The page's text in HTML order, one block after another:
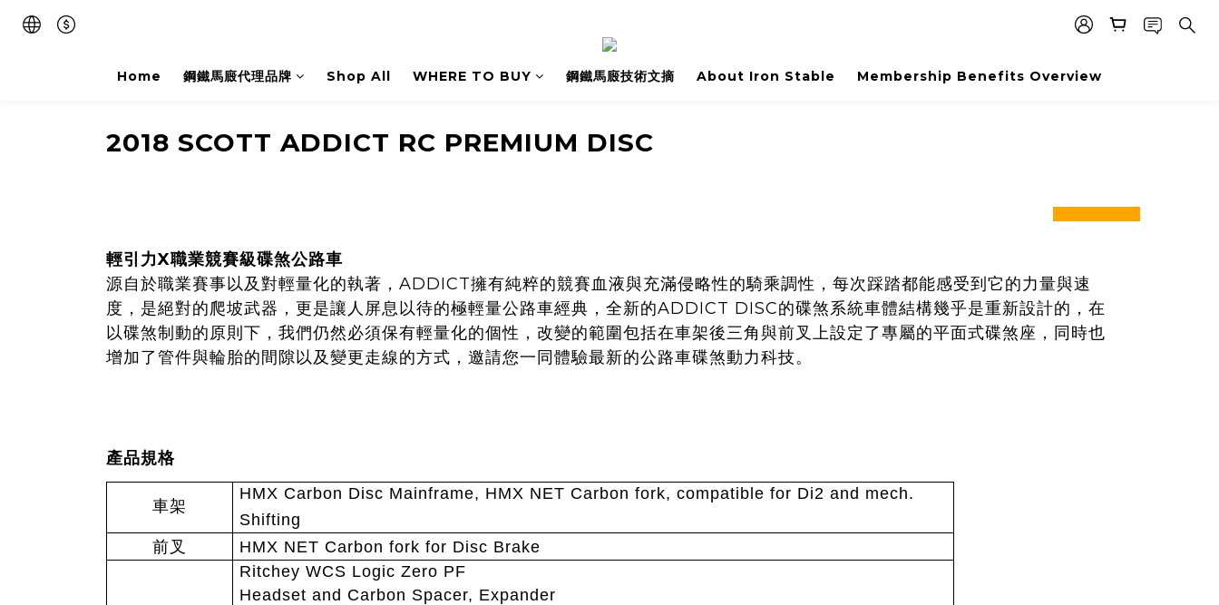
Home 鋼鐵馬廄代理品牌 Shop All WHERE TO BUY 鋼鐵馬廄技術文摘 About Iron Stable Membership Benefits Overview
2018 SCOTT ADDICT RC PREMIUM DISC
prev next
輕引力X職業競賽級碟煞公路車
源自於職業賽事以及對輕量化的執著，ADDICT擁有純粹的競賽血液與充滿侵略性的騎乘調性，每次踩踏都能感受到它的力量與速
度，是絕對的爬坡武器，更是讓人屏息以待的極輕量公路車經典，全新的ADDICT DISC的碟煞系統車體結構幾乎是重新設計的，在
以碟煞制動的原則下，我們仍然必須保有輕量化的個性，改變的範圍包括在車架後三角與前叉上設定了專屬的平面式碟煞座，同時也
增加了管件與輪胎的間隙以及變更走線的方式，邀請您一同體驗最新的公路車碟煞動力科技。
產品規格
車架
HMX Carbon Disc Mainframe, HMX NET Carbon fork, compatible for Di2 and mech.
Shifting
前叉
HMX NET Carbon fork for Disc Brake
Ritchey WCS Logic Zero PF
Headset and Carbon Spacer, Expander